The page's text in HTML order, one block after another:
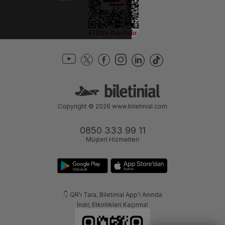
0850 333 99 11
Müşteri Hizmetleri
👇 QR'ı Tara, Biletinial App'i Anında
İndir, Etkinlikleri Kaçırma!
Copyright © 2026 www.biletinial.com